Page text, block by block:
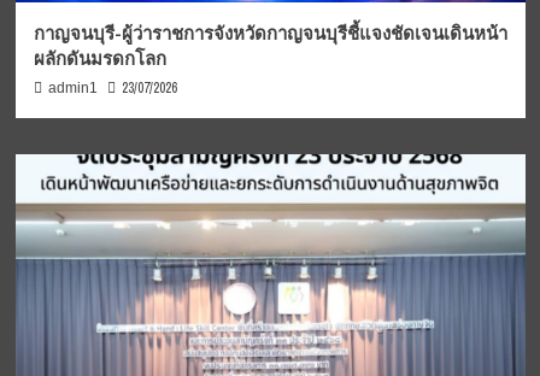
กาญจนบุรี-ผู้ว่าราชการจังหวัดกาญจนบุรีชี้แจงชัดเจนเดินหน้า
ผลักดันมรดกโลก
admin1 23/07/2026